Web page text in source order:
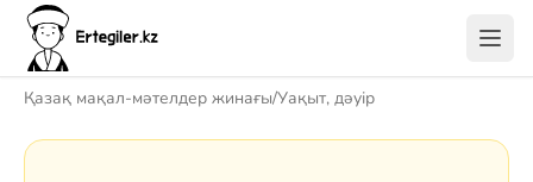
Қазақ мақал-мәтелдер жинағы/Уақыт, дәуір